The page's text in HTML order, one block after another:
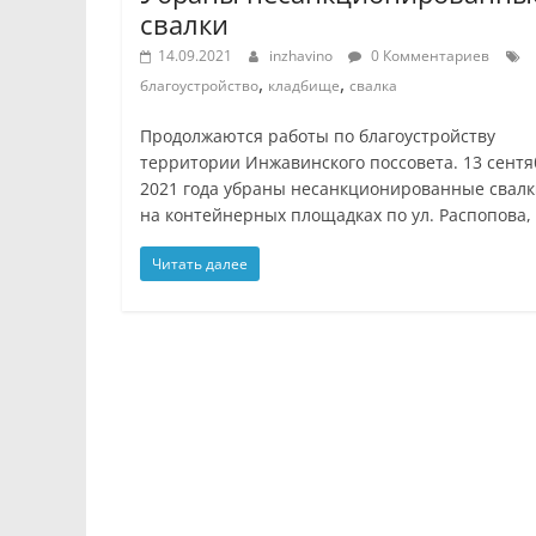
свалки
14.09.2021 inzhavino
0 Комментариев
благоустройство, кладбище, свалка
Продолжаются работы по благоустройству
территории Инжавинского поссовета. 13
2021 года убраны несанкционированные
на контейнерных площадках по ул. Распопова,
Читать далее